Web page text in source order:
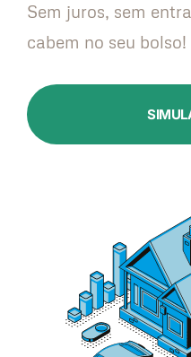
Sem juros, sem
cabem no seu bolso!